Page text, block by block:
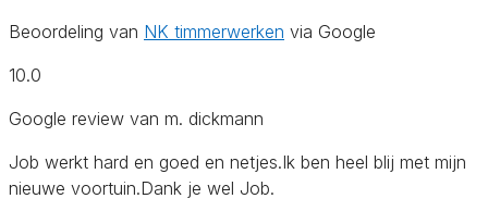
Beoordeling van NK timmerwerken via Google
10.0
Google review van m. dickmann
Job werkt hard en goed en netjes.Ik ben heel blij met mijn
nieuwe voortuin.Dank je wel Job.